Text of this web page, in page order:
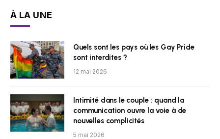
À LA UNE
Quels sont les pays où les Gay Pride
sont interdites ?
12 mai 2026
Intimité dans le couple : quand la
communication ouvre la voie à de
nouvelles complicités
5 mai 2026